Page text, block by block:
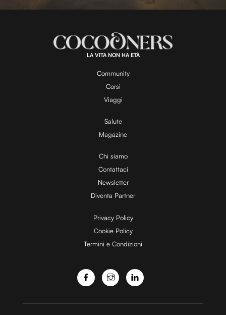
a
y
V
i
d
e
o
n
:
1
0
0
.
0
LA VITA NON HA ETÀ
Community
Corsi
Viaggi
Salute
Magazine
Chi siamo
Contattaci
Newsletter
Diventa Partner
Privacy Policy
Cookie Policy
Termini e Condizioni